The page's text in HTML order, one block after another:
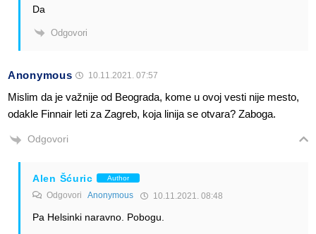
Da
Odgovori
Anonymous 10.11.2021. 07:57
Mislim da je važnije od Beograda, kome u ovoj vesti nije mesto,
odakle Finnair leti za Zagreb, koja linija se otvara? Zaboga.
Odgovori
Alen Šćuric Author
Odgovori Anonymous 10.11.2021. 08:48
Pa Helsinki naravno. Pobogu.